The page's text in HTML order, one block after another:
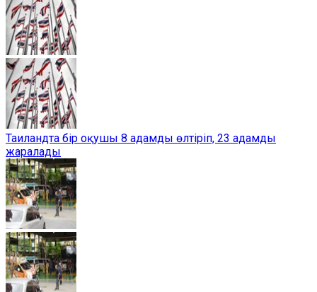
Таиландта бір оқушы 8 адамды өлтіріп, 23 адамды
жаралады